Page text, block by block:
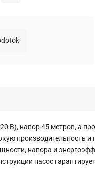
напор 45 метров, а
производительность и
напора и
насос